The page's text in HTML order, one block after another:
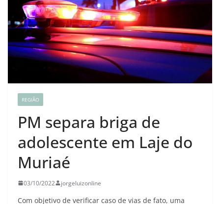
REGIÃO
PM separa briga de
adolescente em Laje do
Muriaé
03/10/2022 jorgeluizonline
Com objetivo de verificar caso de vias de fato, uma